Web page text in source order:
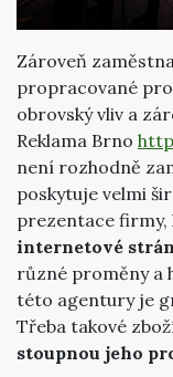
Zároveň
propracované
obrovský vliv a
Reklama Brno
není rozhodně
poskytuje velmi
prezentace firmy,
internetové
různé proměny a
této agentury je
Třeba takové
stoupnou jeho